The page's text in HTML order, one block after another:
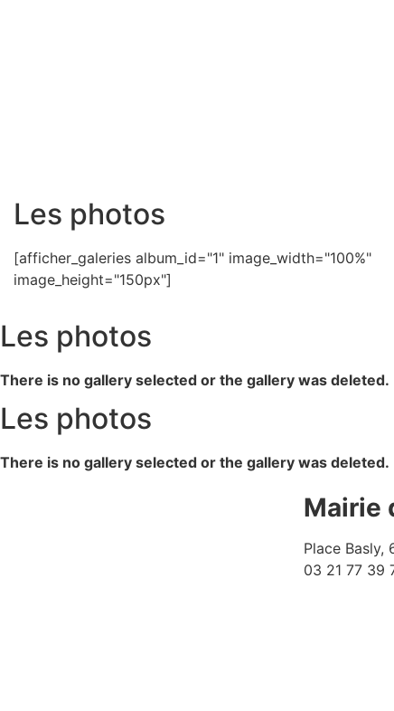
Les photos
[afficher_galeries album_id="1" image_width="100%"
image_height="150px"]
Les photos
There is no gallery selected or the gallery was deleted.
Les photos
There is no gallery selected or the gallery was deleted.
Mairie
Place Basly,
03 21 77 39